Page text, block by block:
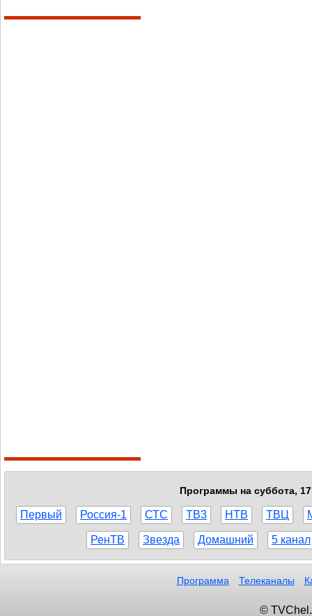
Программы на суббота, 17
Первый Россия-1 СТС ТВ3 НТВ ТВЦ
РенТВ Звезда Домашний 5 канал
Программа Телеканалы
©